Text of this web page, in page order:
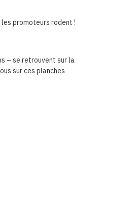
les promoteurs rodent !
– se retrouvent sur la
sur ces planches